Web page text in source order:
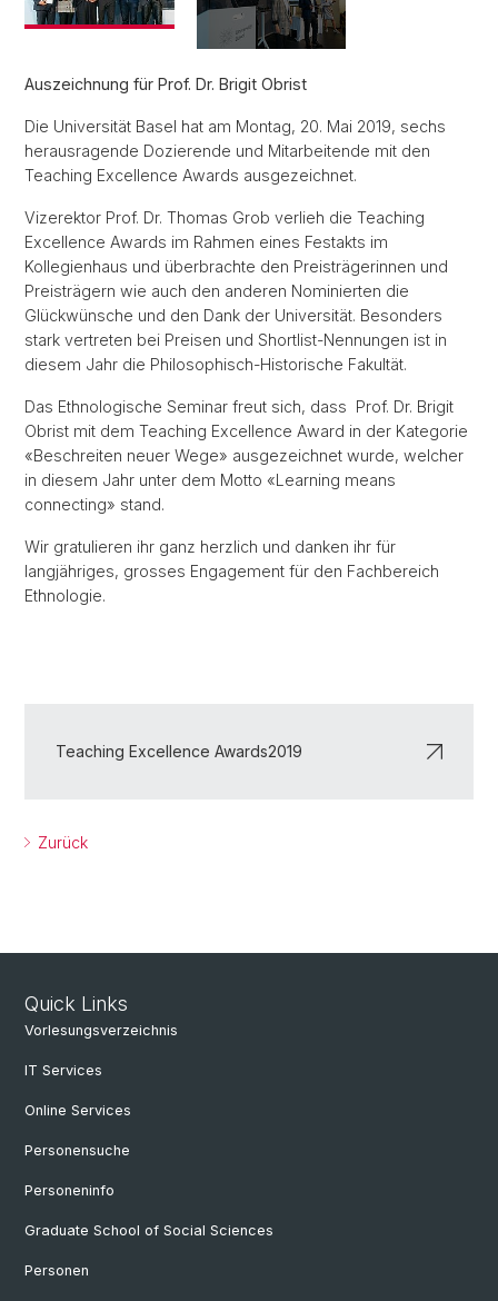
Auszeichnung für Prof. Dr. Brigit Obrist
Die Universität Basel hat am Montag, 20. Mai 2019, sechs
herausragende Dozierende und Mitarbeitende mit den
Teaching Excellence Awards ausgezeichnet.
Vizerektor Prof. Dr. Thomas Grob verlieh die Teaching
Excellence Awards im Rahmen eines Festakts im
Kollegienhaus und überbrachte den Preisträgerinnen und
Preisträgern wie auch den anderen Nominierten die
Glückwünsche und den Dank der Universität. Besonders
stark vertreten bei Preisen und Shortlist-Nennungen ist in
diesem Jahr die Philosophisch-Historische Fakultät.
Das Ethnologische Seminar freut sich, dass Prof. Dr. Brigit
Obrist mit dem Teaching Excellence Award in der Kategorie
«Beschreiten neuer Wege» ausgezeichnet wurde, welcher
in diesem Jahr unter dem Motto «Learning means
connecting» stand.
Wir gratulieren ihr ganz herzlich und danken ihr für
langjähriges, grosses Engagement für den Fachbereich
Ethnologie.
Teaching Excellence Awards2019
Zurück
Quick Links
Vorlesungsverzeichnis
IT Services
Online Services
Personensuche
Personeninfo
Graduate School of Social Sciences
Personen